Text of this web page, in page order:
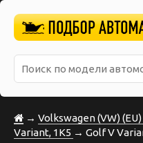
→ Volkswagen (VW) (EU)
Variant, 1K5 → Golf V